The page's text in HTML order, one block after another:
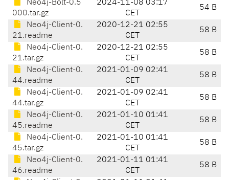
Neo4j-Bolt-0.5
000.tar.gz
2024-11-08 03:17
CET
54 B
Neo4j-Client-0.
21.readme
2020-12-21 02:55
CET
58 B
Neo4j-Client-0.
21.tar.gz
2020-12-21 02:55
CET
58 B
Neo4j-Client-0.
44.readme
2021-01-09 02:41
CET
58 B
Neo4j-Client-0.
44.tar.gz
2021-01-09 02:41
CET
58 B
Neo4j-Client-0.
45.readme
2021-01-10 01:41
CET
58 B
Neo4j-Client-0.
45.tar.gz
2021-01-10 01:41
CET
58 B
Neo4j-Client-0.
46.readme
2021-01-11 01:41
CET
58 B